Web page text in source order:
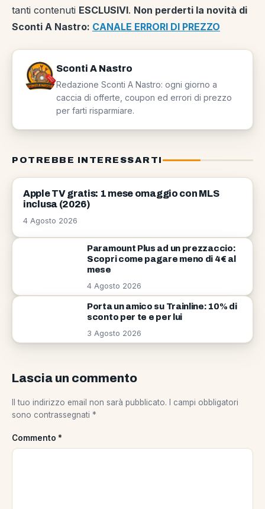
tanti contenuti ESCLUSIVI. Non perderti la novità di
Sconti A Nastro: CANALE ERRORI DI PREZZO
Sconti A Nastro
Redazione Sconti A Nastro: ogni giorno a
caccia di offerte, coupon ed errori di prezzo
per farti risparmiare.
POTREBBE INTERESSARTI
NEWS
Apple TV gratis: 1 mese omaggio con MLS
inclusa (2026)
4 Agosto 2026
Paramount Plus ad un prezzaccio:
Scopri come pagare meno di 4€ al
mese
4 Agosto 2026
Porta un amico su Trainline: 10% di
sconto per te e per lui
3 Agosto 2026
Lascia un commento
Il tuo indirizzo email non sarà pubblicato.
I campi obbligatori
sono contrassegnati *
Commento *